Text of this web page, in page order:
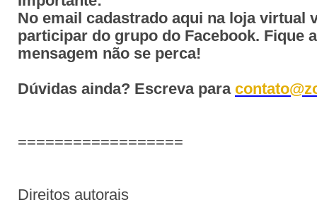
No email cadastrado aqui na loja virtual
participar do grupo do Facebook. Fique
mensagem não se perca!
Dúvidas ainda? Escreva para
==================
Direitos autorais